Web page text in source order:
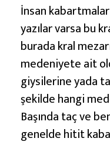
İnsan
yazılar varsa bu
burada kral
medeniyete ait
giysilerine yada
şekilde hangi
Başında taç ve
genelde hitit